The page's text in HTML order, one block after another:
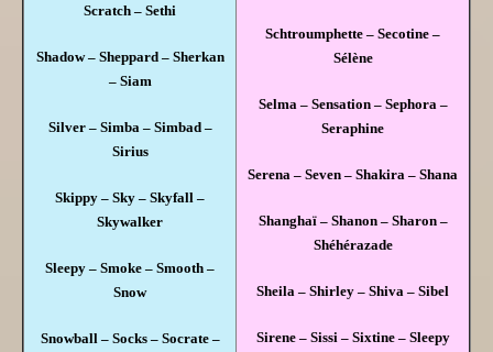
Scratch – Sethi
Shadow – Sheppard – Sherkan
– Siam
Silver – Simba – Simbad –
Sirius
Skippy – Sky – Skyfall –
Skywalker
Sleepy – Smoke – Smooth –
Snow
Snowball – Socks – Socrate –
Schtroumphette – Secotine –
Sélène
Selma – Sensation – Sephora –
Seraphine
Serena – Seven – Shakira – Shana
Shanghaï – Shanon – Sharon –
Shéhérazade
Sheila – Shirley – Shiva – Sibel
Sirene – Sissi – Sixtine – Sleepy